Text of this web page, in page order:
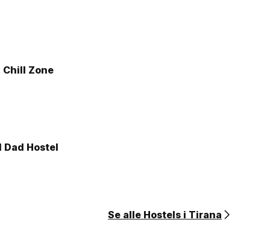
Zone
Dad Hostel
Se alle Hostels i Tirana